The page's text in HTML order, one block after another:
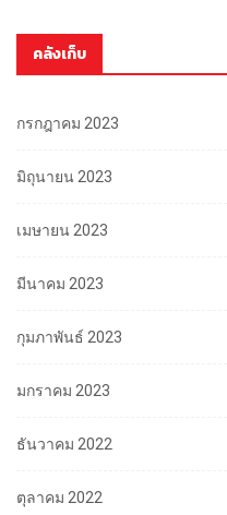
คลังเก็บ
กรกฎาคม 2023
มิถุนายน 2023
เมษายน 2023
มีนาคม 2023
กุมภาพันธ์ 2023
มกราคม 2023
ธันวาคม 2022
ตุลาคม 2022